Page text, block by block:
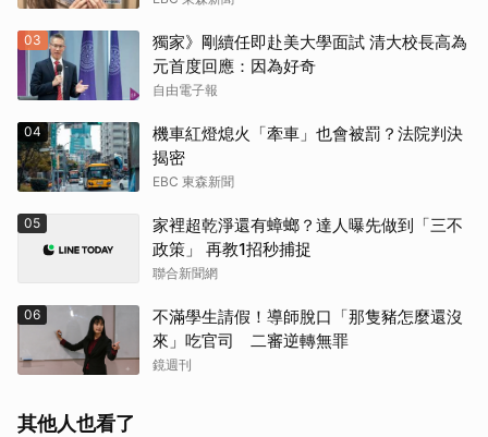
03
獨家》剛續任即赴美大學面試 清大校長高為
元首度回應：因為好奇
自由電子報
04
機車紅燈熄火「牽車」也會被罰？法院判決
揭密
EBC 東森新聞
05
家裡超乾淨還有蟑螂？達人曝先做到「三不
政策」 再教1招秒捕捉
聯合新聞網
06
不滿學生請假！導師脫口「那隻豬怎麼還沒
來」吃官司 二審逆轉無罪
鏡週刊
其他人也看了